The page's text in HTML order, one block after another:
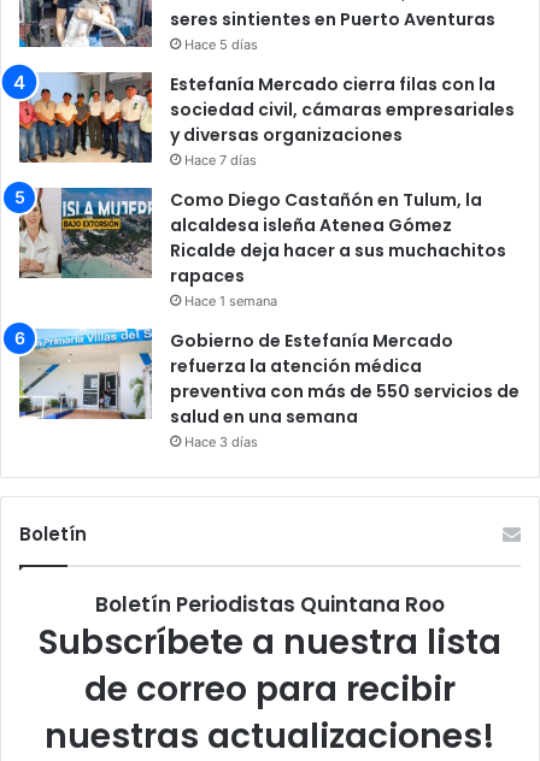
seres sintientes en Puerto Aventuras
Hace 5 días
Estefanía Mercado cierra filas con la
sociedad civil, cámaras empresariales
y diversas organizaciones
Hace 7 días
Como Diego Castañón en Tulum, la
alcaldesa isleña Atenea Gómez
Ricalde deja hacer a sus muchachitos
rapaces
Hace 1 semana
Gobierno de Estefanía Mercado
refuerza la atención médica
preventiva con más de 550 servicios de
salud en una semana
Hace 3 días
Boletín
Boletín Periodistas Quintana Roo
Subscríbete a nuestra lista
de correo para recibir
nuestras actualizaciones!